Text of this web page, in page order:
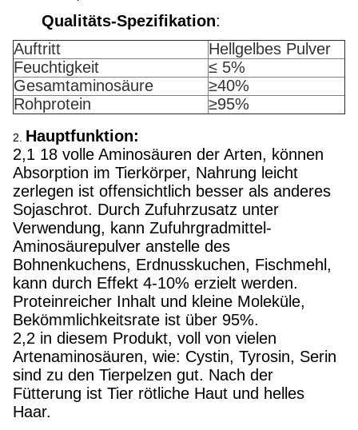
Qualitäts-Spezifikation:
Auftritt
Hellgelbes Pulver
Feuchtigkeit
≤ 5%
Gesamtaminosäure
≥40%
Rohprotein
≥95%
2. Hauptfunktion:
2,1 18 volle Aminosäuren der Arten, können
Absorption im Tierkörper, Nahrung leicht
zerlegen ist offensichtlich besser als anderes
Sojaschrot. Durch Zufuhrzusatz unter
Verwendung, kann Zufuhrgradmittel-
Aminosäurepulver anstelle des
Bohnenkuchens, Erdnusskuchen, Fischmehl,
kann durch Effekt 4-10% erzielt werden.
Proteinreicher Inhalt und kleine Moleküle,
Bekömmlichkeitsrate ist über 95%.
2,2 in diesem Produkt, voll von vielen
Artenaminosäuren, wie: Cystin, Tyrosin, Serin
sind zu den Tierpelzen gut. Nach der
Fütterung ist Tier rötliche Haut und helles
Haar.